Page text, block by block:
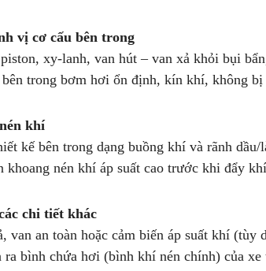
vị cơ cấu bên trong
xy-lanh, van hút – van xả khỏi bụi
bên trong bơm hơi ổn định, kín khí, không
khí
kế bên trong dạng buồng khí và rãnh dầu/
khoang nén khí áp suất cao trước khi đẩy
chi tiết khác
van an toàn hoặc cảm biến áp suất khí (tùy
ra bình chứa hơi (bình khí nén chính) của xe